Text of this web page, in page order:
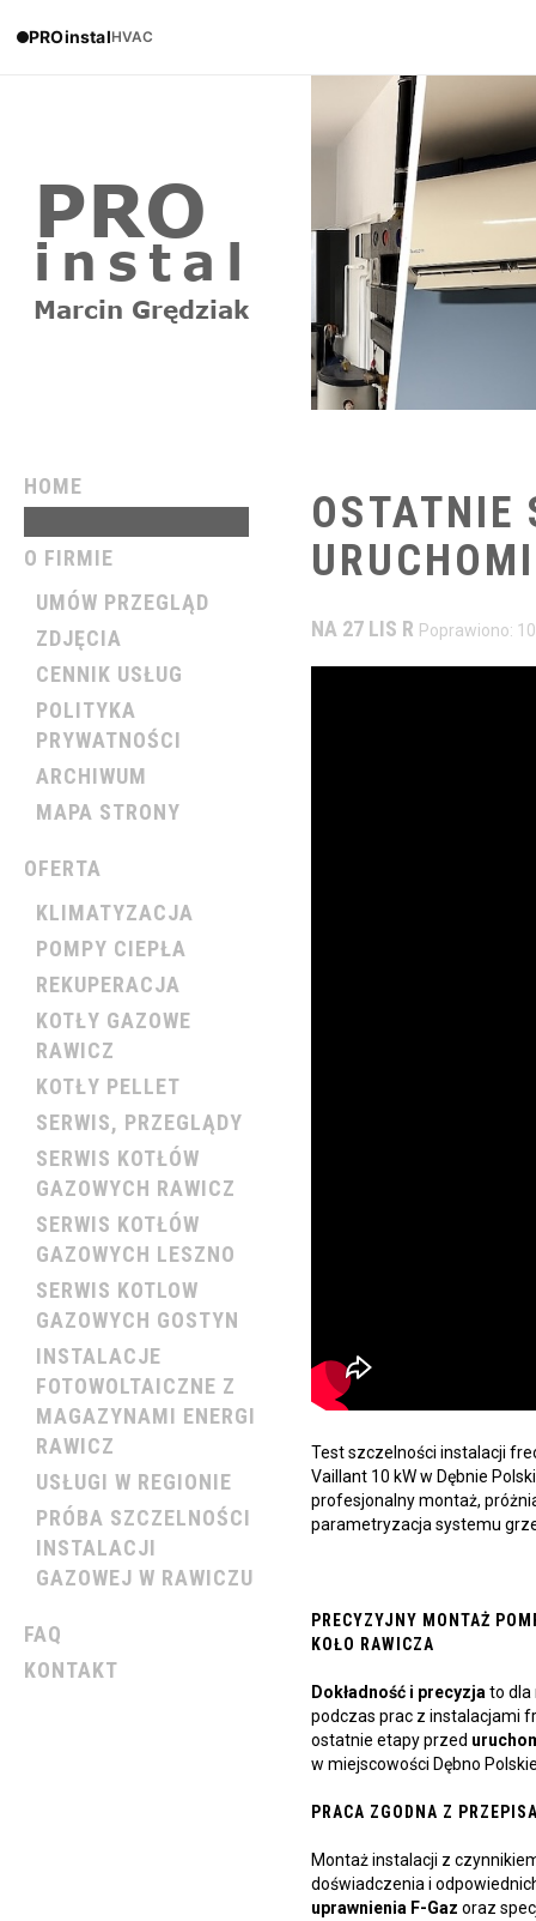
PROinstalHVAC
HOME
O FIRMIE
UMÓW PRZEGLĄD
ZDJĘCIA
CENNIK USŁUG
POLITYKA
PRYWATNOŚCI
ARCHIWUM
MAPA STRONY
OFERTA
KLIMATYZACJA
POMPY CIEPŁA
REKUPERACJA
KOTŁY GAZOWE
RAWICZ
KOTŁY PELLET
SERWIS, PRZEGLĄDY
SERWIS KOTŁÓW
GAZOWYCH RAWICZ
SERWIS KOTŁÓW
GAZOWYCH LESZNO
SERWIS KOTLOW
GAZOWYCH GOSTYN
INSTALACJE
FOTOWOLTAICZNE Z
MAGAZYNAMI ENERGI
RAWICZ
USŁUGI W REGIONIE
PRÓBA SZCZELNOŚCI
INSTALACJI
GAZOWEJ W RAWICZU
FAQ
KONTAKT
OSTATNIE
NA 27 LIS R Poprawiono:
Test szczelności instalacji
Vaillant 10 kW w Dębnie
profesjonalny montaż,
parametryzacja systemu
PRECYZYJNY MONTAŻ
KOŁO RAWICZA
Dokładność i precyzja to dla
podczas prac z instalacjami
ostatnie etapy przed
w miejscowości Dębno
PRACA ZGODNA Z
Montaż instalacji z
doświadczenia i
uprawnienia F-Gaz oraz